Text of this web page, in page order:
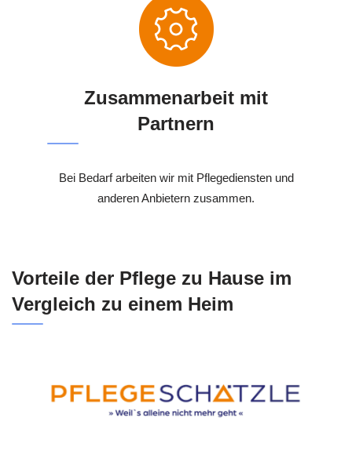
Zusammenarbeit mit
Partnern
Bei Bedarf arbeiten wir mit Pflegediensten und
anderen Anbietern zusammen.
Vorteile der Pflege zu Hause im
Vergleich zu einem Heim